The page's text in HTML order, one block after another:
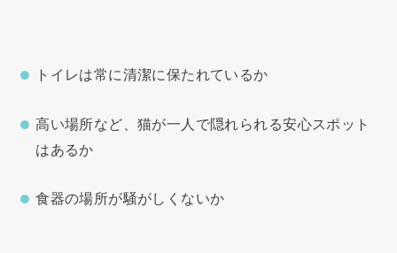
トイレは常に清潔に保たれているか
高い場所など、猫が一人で隠れられる安心スポット
はあるか
食器の場所が騒がしくないか